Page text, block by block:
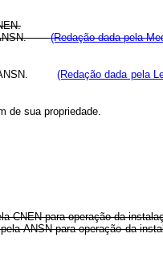
ANSN.(Redação dada pela
ANSN. (Redação dada pela
de sua propriedade.
CNEN para operação da
ANSN para operação da